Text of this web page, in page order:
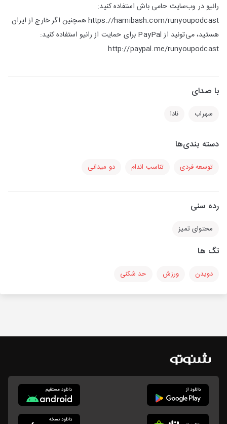
رانیو در وب‌سایت حامی باش استفاده کنید:
https://hamibash.com/runyoupodcast همچنین اگر خارج از ایران
هستید، می‌تونید از PayPal برای حمایت از رانیو استفاده کنید:
http://paypal.me/runyoupodcast
با صدای
سهراب نادا
دسته بندی‌ها
توسعه فردی تناسب اندام دو میدانی
رده سنی
محتوای تمیز
تگ ها
دویدن ورزش حد شکنی